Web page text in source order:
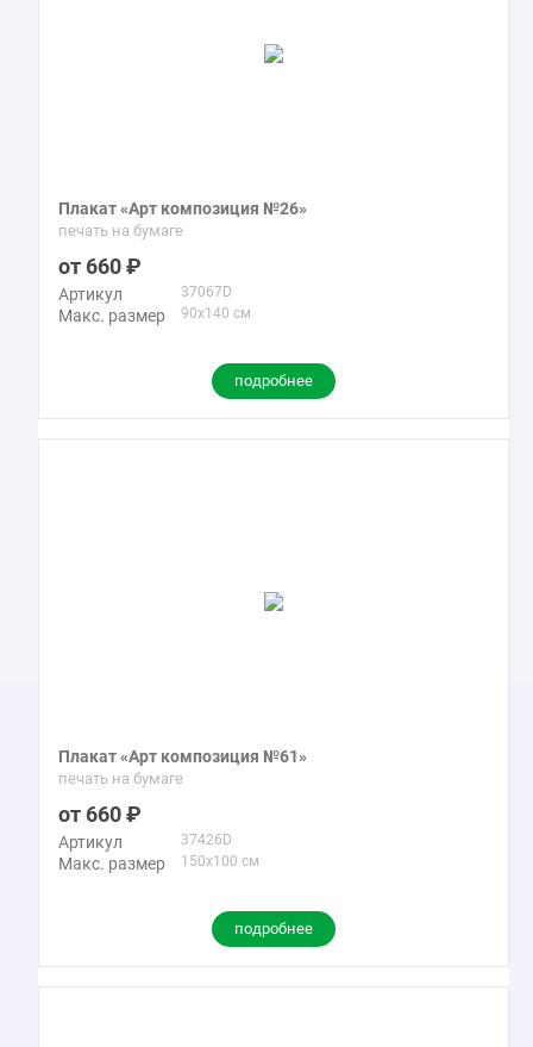
Плакат «Арт композиция №26»
печать на бумаге
660
Артикул 37067D
Макс. размер 90x140 см
подробнее
Плакат «Арт композиция №61»
печать на бумаге
660
Артикул 37426D
Макс. размер 150x100 см
подробнее